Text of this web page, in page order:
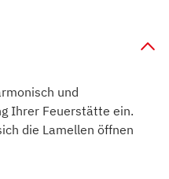
und
Ihrer Feuerstätte ein.
die Lamellen öffnen